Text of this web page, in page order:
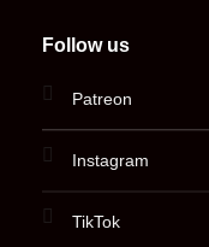
Follow us
Patreon
Instagram
TikTok